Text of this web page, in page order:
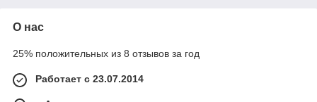
О нас
25% положительных из 8 отзывов за год
Работает с 23.07.2014